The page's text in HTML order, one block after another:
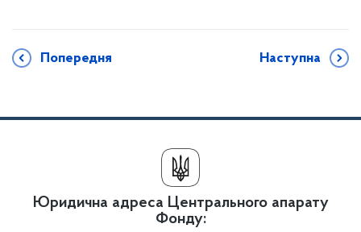
Попередня Наступна
Юридична адреса Центрального апарату
Фонду: